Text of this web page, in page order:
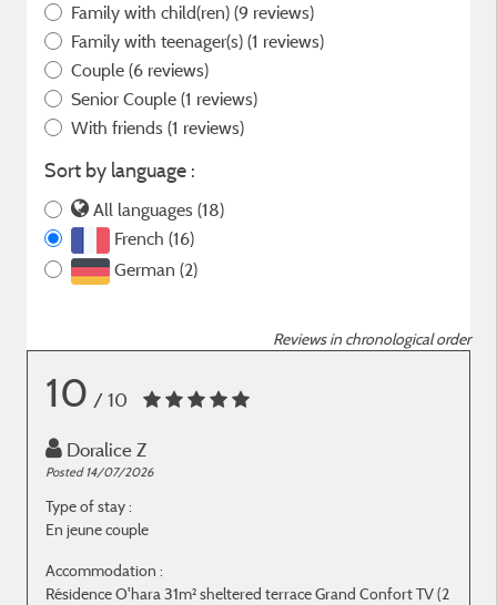
Family with child(ren) (9 reviews)
Family with teenager(s) (1 reviews)
Couple (6 reviews)
Senior Couple (1 reviews)
With friends (1 reviews)
Sort by language :
All languages (18)
French (16)
German (2)
Reviews in chronological order
10 / 10
Doralice Z
Posted 14/07/2026
Type of stay :
En jeune couple
Accommodation :
Résidence O'hara 31m² sheltered terrace Grand Confort TV (2